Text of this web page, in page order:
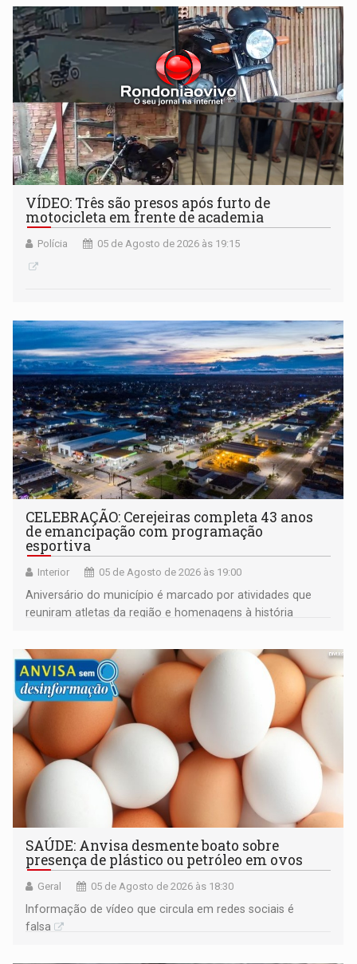
VÍDEO: Três são presos após furto de
motocicleta em frente de academia
Polícia 05 de Agosto de 2026 às 19:15
CELEBRAÇÃO: Cerejeiras completa 43 anos
de emancipação com programação
esportiva
Interior 05 de Agosto de 2026 às 19:00
Aniversário do município é marcado por atividades que
reuniram atletas da região e homenagens à história
SAÚDE: Anvisa desmente boato sobre
presença de plástico ou petróleo em ovos
Geral 05 de Agosto de 2026 às 18:30
Informação de vídeo que circula em redes sociais é
falsa